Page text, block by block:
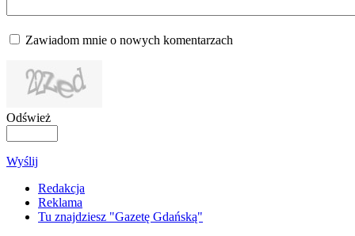
Zawiadom mnie o nowych komentarzach
Odśwież
Wyślij
Redakcja
Reklama
Tu znajdziesz "Gazetę Gdańską"